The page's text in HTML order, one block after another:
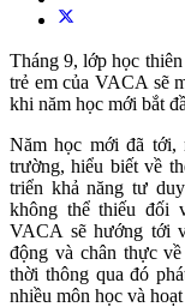
Tháng 9, lớp học
trẻ em của VACA sẽ
khi năm học mới bắt
Năm học mới đã tới,
trường, hiểu biết về
triển khả năng tư
không thể thiếu đối
VACA sẽ hướng tới
động và chân thực
thời thông qua đó
nhiều môn học và